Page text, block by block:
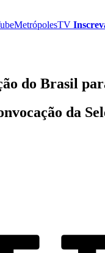
MetrópolesTV
do Brasil
da